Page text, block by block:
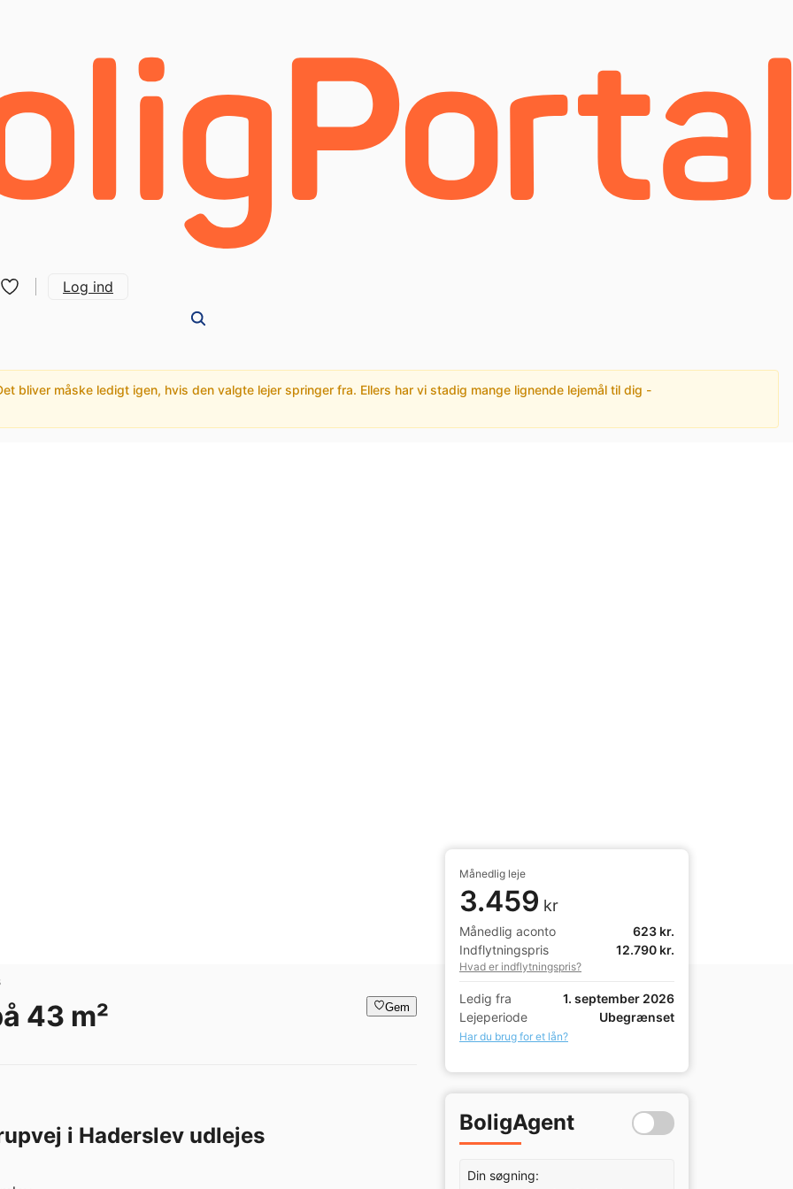
Log ind
bliver måske ledigt igen, hvis den valgte lejer springer fra. Ellers har vi stadig mange lignende lejemål til dig -
43 m² Gem
i Haderslev udlejes
Månedlig leje
3.459 kr
Månedlig aconto
623 kr.
Indflytningspris
12.790 kr.
Hvad er indflytningspris?
Ledig fra
1. september 2026
Lejeperiode
Ubegrænset
Har du brug for et lån?
BoligAgent
Din søgning: